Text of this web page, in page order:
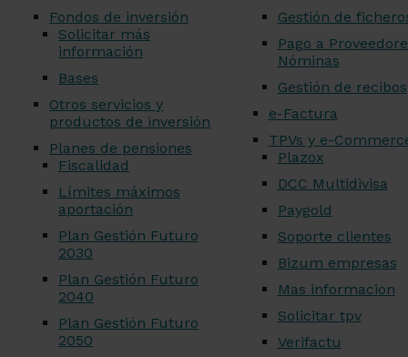
Fondos de inversión
Solicitar más
información
Bases
Otros servicios y
productos de inversión
Planes de pensiones
Fiscalidad
Límites máximos
aportación
Plan Gestión Futuro
2030
Plan Gestión Futuro
2040
Plan Gestión Futuro
2050
Gestión de
Pago a
Nóminas
Gestión de recibos
e-Factura
TPVs y e-
Plazox
DCC Multidivisa
Paygold
Soporte clientes
Bizum empresas
Mas informacion
Solicitar tpv
Verifactu